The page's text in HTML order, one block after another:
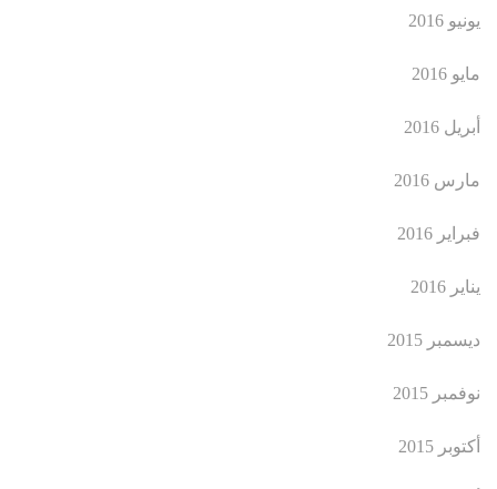
يونيو 2016
مايو 2016
أبريل 2016
مارس 2016
فبراير 2016
يناير 2016
ديسمبر 2015
نوفمبر 2015
أكتوبر 2015